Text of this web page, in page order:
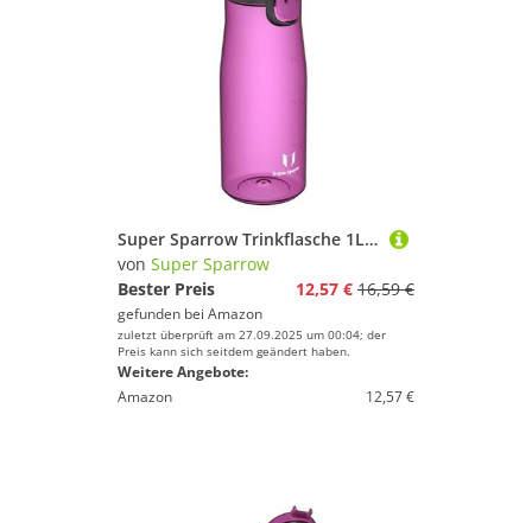
Super Sparrow Trinkflasche 1L - Tritan Wasserflasche - BPA-frei - Ideale Sportflasche - EIN-klick Schnellfluss TouchGulp Trinkflaschen - Leicht, Nachhaltig
von Super Sparrow
Bester Preis
12,57 € 16,59 €
gefunden bei Amazon
zuletzt überprüft am 27.09.2025 um 00:04; der
Preis kann sich seitdem geändert haben.
Weitere Angebote:
Amazon
12,57 €